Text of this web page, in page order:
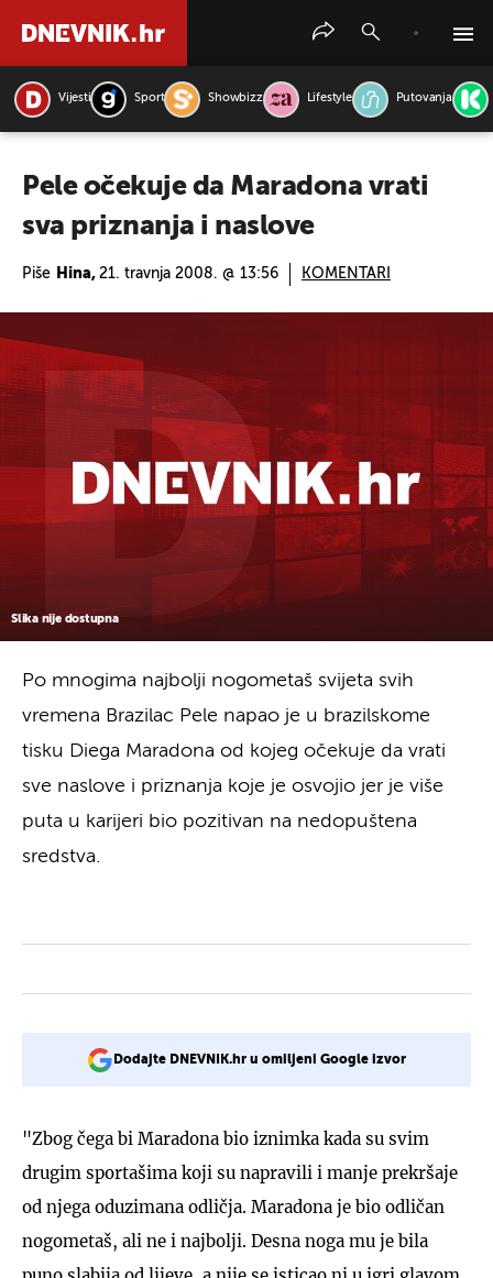
Vijesti Sport Showbizz Lifestyle Putovanja
Pele očekuje da Maradona vrati
sva priznanja i naslove
Piše Hina, 21. travnja 2008. @ 13:56 KOMENTARI
Slika nije dostupna
Po mnogima najbolji nogometaš svijeta svih
vremena Brazilac Pele napao je u brazilskome
tisku Diega Maradona od kojeg očekuje da vrati
sve naslove i priznanja koje je osvojio jer je više
puta u karijeri bio pozitivan na nedopuštena
sredstva.
Dodajte DNEVNIK.hr u omiljeni Google izvor
"Zbog čega bi Maradona bio iznimka kada su svim
drugim sportašima koji su napravili i manje prekršaje
od njega oduzimana odličja. Maradona je bio odličan
nogometaš, ali ne i najbolji. Desna noga mu je bila
PRETRAŽITE VIJESTI